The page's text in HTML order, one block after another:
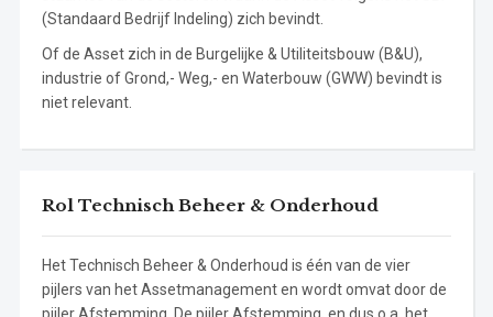
(Standaard Bedrijf Indeling) zich bevindt.
Of de Asset zich in de Burgelijke & Utiliteitsbouw (B&U),
industrie of Grond,- Weg,- en Waterbouw (GWW) bevindt is
niet relevant.
Rol Technisch Beheer & Onderhoud
Het Technisch Beheer & Onderhoud is één van de vier
pijlers van het Assetmanagement en wordt omvat door de